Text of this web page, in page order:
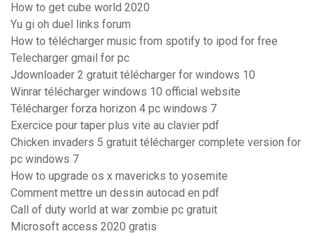
How to get cube world 2020
Yu gi oh duel links forum
How to télécharger music from spotify to ipod for free
Telecharger gmail for pc
Jdownloader 2 gratuit télécharger for windows 10
Winrar télécharger windows 10 official website
Télécharger forza horizon 4 pc windows 7
Exercice pour taper plus vite au clavier pdf
Chicken invaders 5 gratuit télécharger complete version for
pc windows 7
How to upgrade os x mavericks to yosemite
Comment mettre un dessin autocad en pdf
Call of duty world at war zombie pc gratuit
Microsoft access 2020 gratis